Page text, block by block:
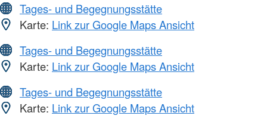
Tages- und Begegnungsstätte
Karte: Link zur Google Maps Ansicht
Tages- und Begegnungsstätte
Karte: Link zur Google Maps Ansicht
Tages- und Begegnungsstätte
Karte: Link zur Google Maps Ansicht